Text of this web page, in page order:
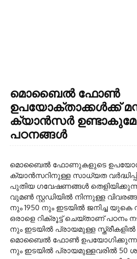
മൊബൈല്‍ ഫോണ്‍
ഉപയോക്താക്കള്‍ക്ക്
ക്യാന്‍സര്‍
പഠനങ്ങള്‍
മൊബൈല്‍ ഫോണുകളുടെ ഉപയോഗം
ക്യാന്‍സറിനുള്ള സാധ്യത
പുതിയ ഗവേഷണങ്ങള്‍
വുമണ്‍ സ്റ്റഡിയില്‍ നിന്നുള്ള
നും 1950 നും ഇടയില്‍ ജനിച്ച യുകെ
ഒരാളെ റിക്രൂട്ട് ചെയ്താണ് പഠനം
നും ഇടയില്‍ പ്രായമുള്ള
മൊബൈല്‍ ഫോണ്‍
നും ഇടയില്‍ പ്രായമുള്ളവരില്‍ 50